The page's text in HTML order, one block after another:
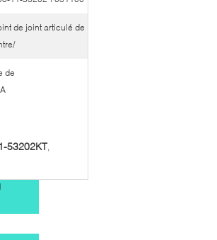
de joint articulé de
de
53202KT,